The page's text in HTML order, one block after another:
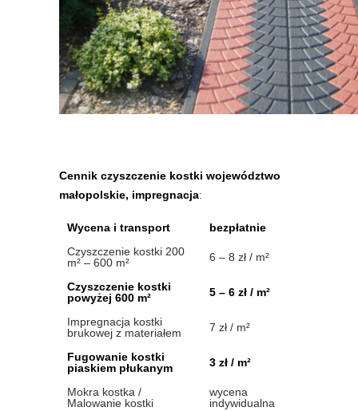
Cennik czyszczenie kostki województwo
małopolskie, impregnacja:
Wycena i transport
bezpłatnie
Czyszczenie kostki 200
m² – 600 m²
6 – 8 zł / m²
Czyszczenie kostki
powyżej 600 m²
5 – 6 zł / m²
Impregnacja kostki
brukowej z materiałem
7 zł / m²
Fugowanie kostki
piaskiem płukanym
3 zł / m²
Mokra kostka /
Malowanie kostki
wycena
indywidualna